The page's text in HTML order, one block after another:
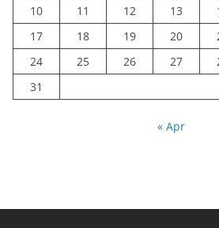
10
11 12 13
17
18 19 20
24
25 26 27
31
« Apr